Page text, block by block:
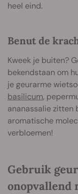
heel eind.
Benut de
Kweek je buiten?
bekendstaan om
je geurarme
basilicum,
ananassalie zitten
aromatische
verbloemen!
Gebruik
onopvallend